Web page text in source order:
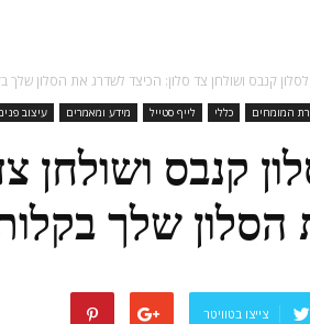
קנבס ושולחן צד סלון: הכיצד לשדרג את הסלון שלך
המומחים כללי לייף סטייל מידע ומאמרים עיצוב
קנבס ושולחן
שלך
צייצו בטוויטר